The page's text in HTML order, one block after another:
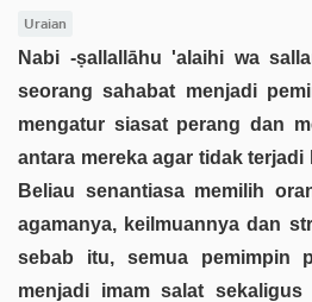
Uraian
Nabi -ṣallallāhu 'alaihi wa
seorang sahabat menjadi
mengatur siasat perang dan
antara mereka agar tidak
Beliau senantiasa memilih
agamanya, keilmuannya dan
sebab itu, semua pemimpin
menjadi imam salat